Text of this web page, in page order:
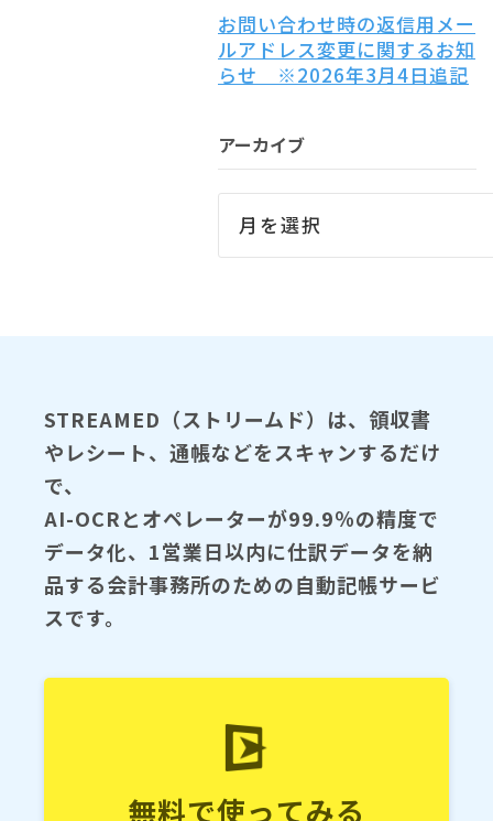
お問い合わせ時の返信用メー
ルアドレス変更に関するお知
らせ ※2026年3月4日追記
アーカイブ
STREAMED（ストリームド）は、領収書
やレシート、通帳などをスキャンするだけ
で、
AI-OCRとオペレーターが99.9％の精度で
データ化、1営業日以内に仕訳データを納
品する会計事務所のための自動記帳サービ
スです。
無料で使ってみる